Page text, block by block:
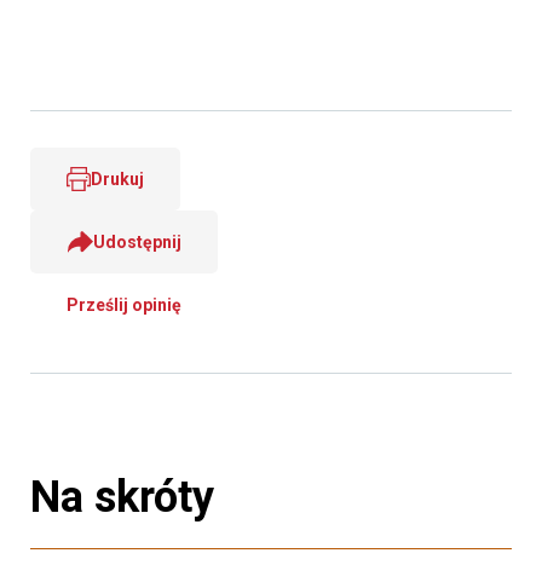
Drukuj
Udostępnij
Prześlij opinię
Na skróty